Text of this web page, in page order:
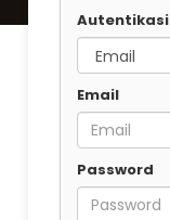
Autentikasi
Email
Password